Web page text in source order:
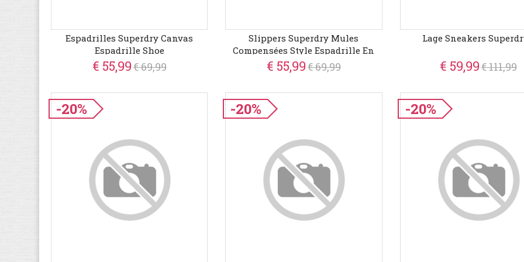
Espadrilles Superdry Canvas
Espadrille Shoe
€ 55,99€ 69,99
Slippers Superdry Mules
Compensées Style Espadrille En
Toile
€ 55,99€ 69,99
Lage Sneakers
€ 59,99€ 111,99
-20% -20% -20%